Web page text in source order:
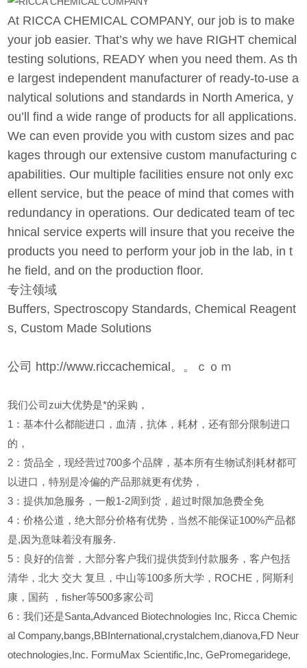
At RICCA CHEMICAL COMPANY, our job is to make
your job easier. That’s why we have RIGHT chemical
testing solutions, READY when you need them. As th
e largest independent manufacturer of ready-to-use a
nalytical solutions and standards in North America, y
ou’ll find a wide range of products for all applications.
We can even provide you with custom sizes and pac
kages through our extensive custom manufacturing c
apabilities. Our multiple facilities ensure not only exc
ellent service, but the peace of mind that comes with
redundancy in operations. Our dedicated team of tec
hnical service experts will insure that you receive the
products you need to perform your job in the lab, in t
he field, and on the production floor.
专注领域
Buffers, Spectroscopy Standards, Chemical Reagent
s, Custom Made Solutions
公司 http://www.riccachemical。。ｃｏｍ
我们公司zui大优势是*的采购，
1
：基本什么都能进口，血清，抗体，耗材，还有部分限制进口
的，
2 ：货品全，现经营过700多个品牌，基本所有生物试剂耗材都可
以进口，特别是冷偏的产品那就更有优势，
3 ：提供加急服务，一般1-2周到货，超过时限加急费全免
4 ：价格公道，绝大部分价格有优势，当然不能保证100%产品都
是,因为意味着没有服务.
5 ：良好的信誉，大部分客户我们提供货到付款服务，客户包括
清华，北大 交大 复旦，中山等100多所大学，ROCHE，阿斯利
康，国药
，fisher等500多家公司
6 ：我们还是Santa,Advanced Biotechnologies Inc, Ricca Chemic
al Company,bangs,BBInternational,crystalchem,dianova,FD Neur
otechnologies,Inc. FormuMax Scientific,Inc, GePromegaridege,